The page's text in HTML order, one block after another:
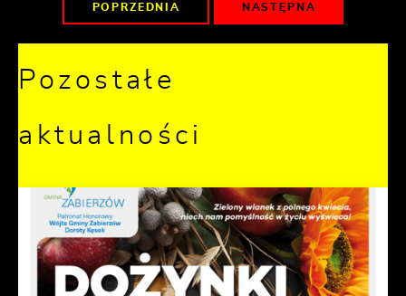
POPRZEDNIA NASTĘPNA
Pozostałe
aktualności